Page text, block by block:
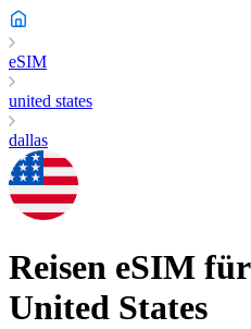
eSIM
united states
dallas
Reisen eSIM für
United States